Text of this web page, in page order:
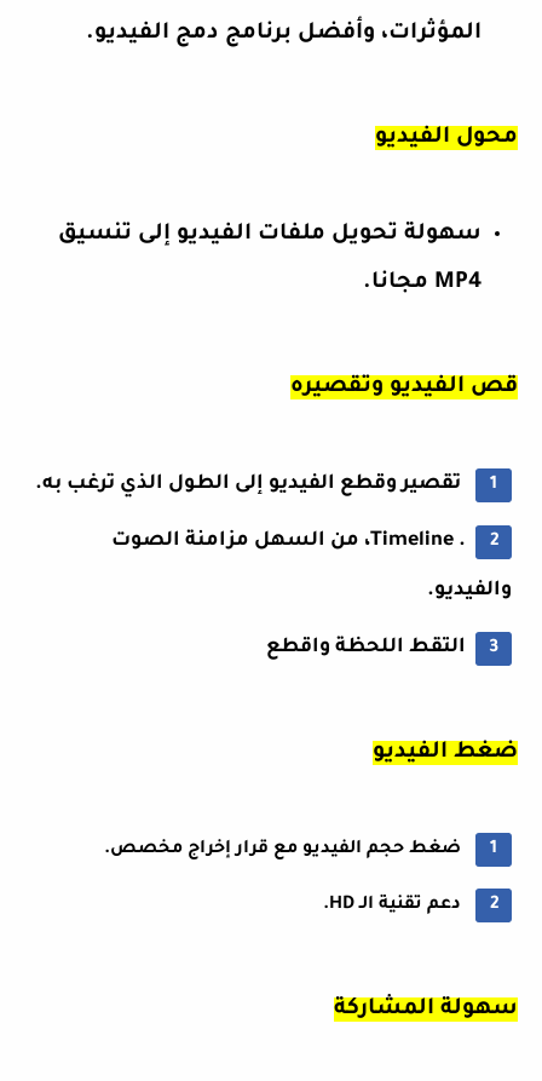
المؤثرات، وأفضل برنامج دمج الفيديو.
محول الفيديو
سهولة تحويل ملفات الفيديو إلى تنسيق
MP4 مجانا.
قص الفيديو وتقصيره
تقصير وقطع الفيديو إلى الطول الذي ترغب به.
. Timeline، من السهل مزامنة الصوت
والفيديو.
التقط اللحظة واقطع
ضغط الفيديو
ضغط حجم الفيديو مع قرار إخراج مخصص.
دعم تقنية الـ HD.
سهولة المشاركة